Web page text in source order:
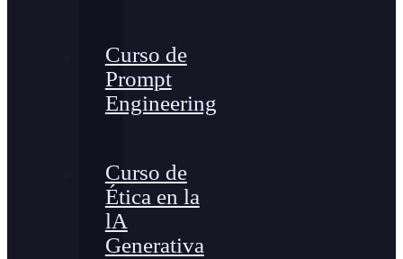
Curso de
Prompt
Engineering
Curso de
Ética en la
lA
Generativa